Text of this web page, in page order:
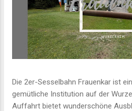
Die 2er-Sesselbahn Frauenkar ist
gemütliche Institution auf der
Auffahrt bietet wunderschöne